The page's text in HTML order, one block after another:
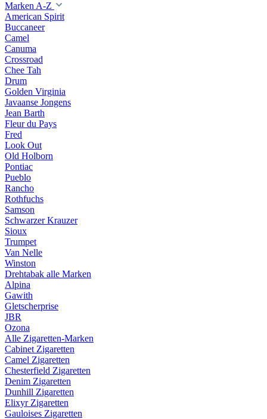
Marken A-Z
American Spirit
Buccaneer
Camel
Canuma
Crossroad
Сhee Tah
Drum
Golden Virginia
Javaanse Jongens
Jean Barth
Fleur du Pays
Fred
Look Out
Old Holborn
Pontiac
Pueblo
Rancho
Rothfuchs
Samson
Schwarzer Krauzer
Sioux
Trumpet
Van Nelle
Winston
Drehtabak alle Marken
Alpina
Gawith
Gletscherprise
JBR
Ozona
Alle Zigaretten-Marken
Cabinet Zigaretten
Camel Zigaretten
Chesterfield Zigaretten
Denim Zigaretten
Dunhill Zigaretten
Elixyr Zigaretten
Gauloises Zigaretten